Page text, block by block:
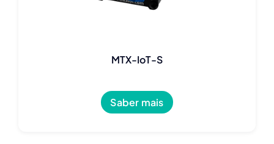
MTX-IoT-S
Saber mais